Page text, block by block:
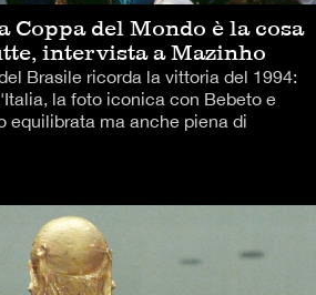
Coppa del Mondo è la cosa
intervista a Mazinho
Brasile ricorda la vittoria del 1994:
la foto iconica con Bebeto e
equilibrata ma anche piena di